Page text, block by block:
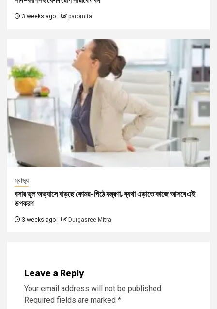
3 weeks ago paromita
স্বাস্থ্য
বসার ভুল অভ্যাসে বাড়ছে কোমর-পিঠে যন্ত্রণা, ব্যথা এড়াতে কাজে আসবে এই
উপকরণ
3 weeks ago Durgasree Mitra
Leave a Reply
Your email address will not be published.
Required fields are marked *